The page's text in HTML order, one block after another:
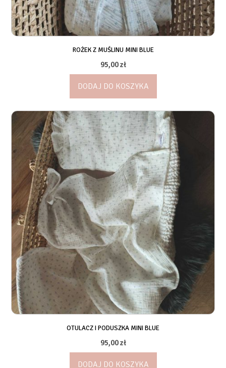
ROŻEK Z MUŚLINU MINI BLUE
95,00zł
DODAJ DO KOSZYKA
OTULACZ I PODUSZKA MINI BLUE
95,00zł
DODAJ DO KOSZYKA